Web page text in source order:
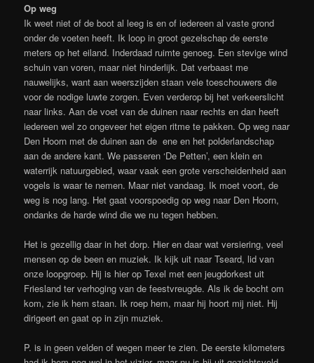
Op weg
Ik weet niet of de boot al leeg is en of iedereen al vaste grond
onder de voeten heeft. Ik loop in groot gezelschap de eerste
meters op het eiland. Inderdaad ruimte genoeg. Een stevige wind
schuin van voren, maar niet hinderlijk. Dat verbaast me
nauwelijks, want aan weerszijden staan vele toeschouwers die
voor de nodige luwte zorgen. Even verderop bij het verkeerslicht
naar links. Aan de voet van de duinen naar rechts en dan heeft
iedereen wel zo ongeveer het eigen ritme te pakken. Op weg naar
Den Hoorn met de duinen aan de ene en het polderlandschap
aan de andere kant. We passeren ‘De Petten’, een klein en
waterrijk natuurgebied, waar vaak een grote verscheidenheid aan
vogels is waar te nemen. Maar niet vandaag. Ik moet voort, de
weg is nog lang. Het gaat voorspoedig op weg naar Den Hoorn,
ondanks de harde wind die we nu tegen hebben.
Het is gezellig daar in het dorp. Hier en daar wat versiering, veel
mensen op de been en muziek. Ik kijk uit naar Tseard, lid van
onze loopgroep. Hij is hier op Texel met een jeugdorkest uit
Friesland ter verhoging van de feestvreugde. Als ik de bocht om
kom, zie ik hem staan. Ik roep hem, maar hij hoort mij niet. Hij
dirigeert en gaat op in zijn muziek.
P. is in geen velden of wegen meer te zien. De eerste kilometers